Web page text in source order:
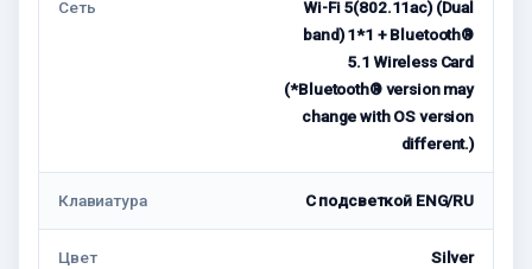
Сеть
Wi-Fi 5(802.11ac) (Dual
band) 1*1 + Bluetooth®
5.1 Wireless Card
(*Bluetooth® version may
change with OS version
different.)
Клавиатура С подсветкой ENG/RU
Цвет Silver